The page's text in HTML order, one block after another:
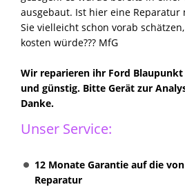
ausgebaut. Ist hier eine Reparatur
Sie vielleicht schon vorab
kosten würde??? MfG
Wir reparieren ihr Ford Blaupunkt
und günstig. Bitte Gerät zur
Danke.
Unser Service:
12 Monate Garantie auf die
Reparatur